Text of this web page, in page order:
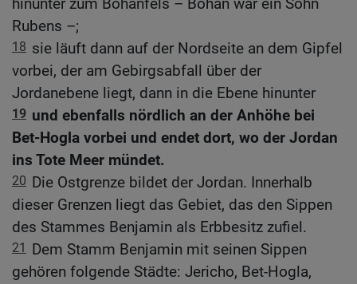
hinunter zum Bohanfels – Bohan war ein Sohn
Rubens –;
18 sie läuft dann auf der Nordseite an dem Gipfel
vorbei, der am Gebirgsabfall über der
Jordanebene liegt, dann in die Ebene hinunter
19 und ebenfalls nördlich an der Anhöhe bei
Bet-Hogla vorbei und endet dort, wo der Jordan
ins Tote Meer mündet.
20 Die Ostgrenze bildet der Jordan. Innerhalb
dieser Grenzen liegt das Gebiet, das den Sippen
des Stammes Benjamin als Erbbesitz zufiel.
21
Dem Stamm Benjamin mit seinen Sippen
gehören folgende Städte: Jericho, Bet-Hogla,